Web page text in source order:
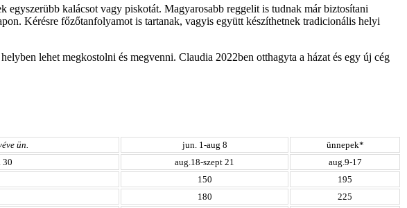
kalácsot vagy piskotát. Magyarosabb reggelit is tudnak már biztosítani
Kérésre főzőtanfolyamot is tartanak, vagyis együtt készíthetnek tradicionális helyi
lehet megkostolni és megvenni. Claudia 2022ben otthagyta a házat és egy új cég
ün. jun. 1-aug 8
ünnepek*
30
aug.18-szept 21
aug.9-17
150
195
180
225